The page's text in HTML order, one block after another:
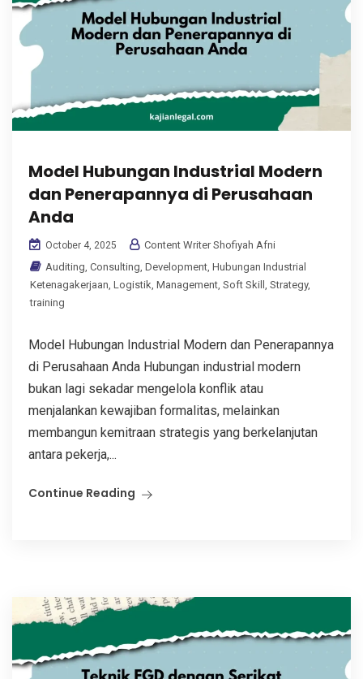
Model Hubungan Industrial Modern
dan Penerapannya di Perusahaan
Anda
October 4, 2025
Content Writer Shofiyah Afni
Auditing Consulting Development Hubungan Industrial
Ketenagakerjaan Logistik Management Soft Skill Strategy,
training
Model Hubungan Industrial Modern dan Penerapannya
di Perusahaan Anda Hubungan industrial modern
bukan lagi sekadar mengelola konflik atau
menjalankan kewajiban formalitas, melainkan
membangun kemitraan strategis yang berkelanjutan
antara pekerja,...
Continue Reading